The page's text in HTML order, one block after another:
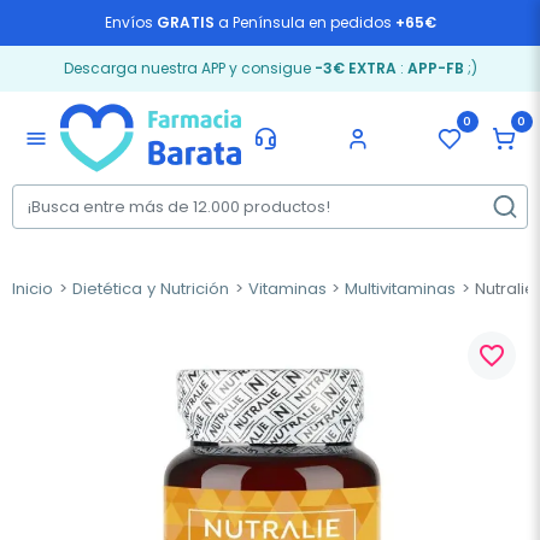
Envíos GRATIS a Península en pedidos +65€
Descarga nuestra APP y consigue -3€ EXTRA: APP-FB ;)
menu
0 0
Inicio Dietética y Nutrición Vitaminas Multivitaminas
favorite_border